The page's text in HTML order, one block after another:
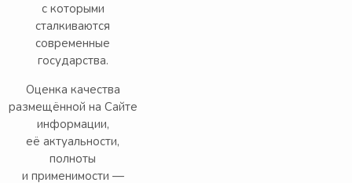
с которыми
сталкиваются
современные
государства.
Оценка качества
размещённой на Сайте
информации,
её актуальности,
полноты
и применимости —